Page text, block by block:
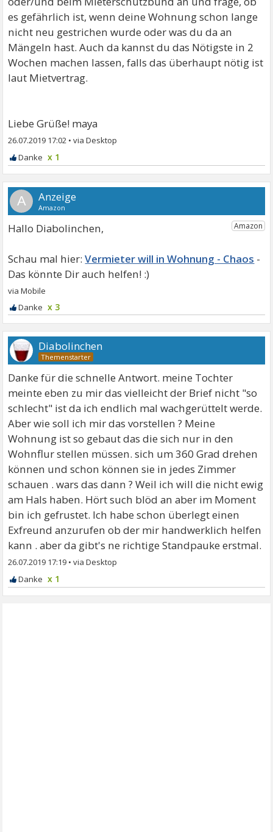
es gefährlich ist, wenn deine Wohnung schon lange
nicht neu gestrichen wurde oder was du da an
Mängeln hast. Auch da kannst du das Nötigste in 2
Wochen machen lassen, falls das überhaupt nötig ist
laut Mietvertrag.
Liebe Grüße! maya
26.07.2019 17:02 •
x 1
A
Hallo Diabolinchen,
Vermieter will in Wohnung - Chaos
x 3
Diabolinchen
Danke für die schnelle Antwort. meine Tochter
meinte eben zu mir das vielleicht der Brief nicht "so
schlecht" ist da ich endlich mal wachgerüttelt werde.
Aber wie soll ich mir das vorstellen ? Meine
Wohnung ist so gebaut das die sich nur in den
Wohnflur stellen müssen. sich um 360 Grad drehen
können und schon können sie in jedes Zimmer
schauen . wars das dann ? Weil ich will die nicht ewig
am Hals haben. Hört such blöd an aber im Moment
bin ich gefrustet. Ich habe schon überlegt einen
Exfreund anzurufen ob der mir handwerklich helfen
kann . aber da gibt's ne richtige Standpauke erstmal.
26.07.2019 17:19 •
x 1